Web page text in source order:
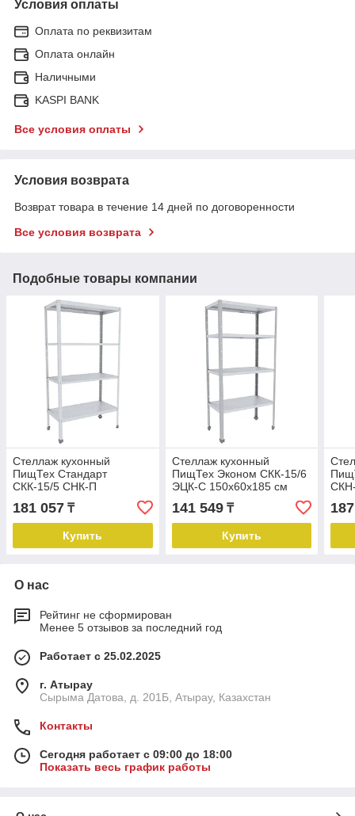
Условия оплаты
Оплата по реквизитам
Оплата онлайн
Наличными
KASPI BANK
Все условия оплаты
Условия возврата
Возврат товара в течение 14 дней по договоренности
Все условия возврата
Подобные товары компании
Стеллаж кухонный
ПищТех Стандарт
СКК-15/5 СНК-П
150х50х185 см
181 057 ₸
Купить
Стеллаж кухонный
ПищТех Эконом СКК-15/6
ЭЦК-С 150х60х185 см
141 549₸
Купить
О нас
Рейтинг не сформирован
Менее 5 отзывов за последний год
Работает с 25.02.2025
г. Атырау
Сырыма Датова, д. 201Б, Атырау, Казахстан
Контакты
Сегодня работает с 09:00 до 18:00
Показать весь график работы